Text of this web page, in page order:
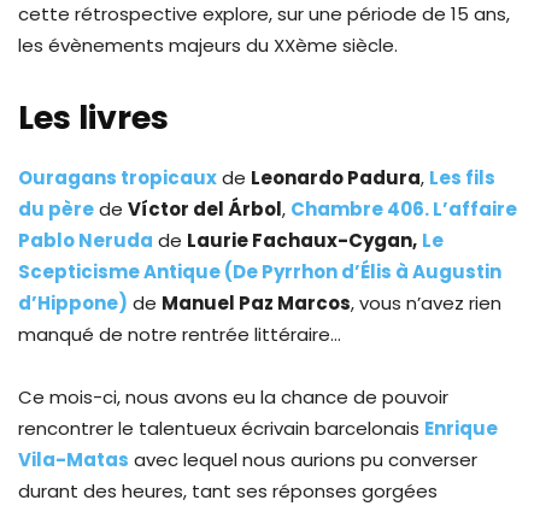
cette rétrospective explore, sur une période de 15 ans,
les évènements majeurs du XXème siècle.
Les livres
Ouragans tropicauxde Leonardo Padura, Les fils
du pèrede Víctor del Árbol, Chambre 406. L’affaire
Pablo Neruda de Laurie Fachaux-Cygan, Le
Scepticisme Antique (De Pyrrhon d’Élis à Augustin
d’Hippone) de Manuel Paz Marcos, vous n’avez rien
manqué de notre rentrée littéraire…
Ce mois-ci, nous avons eu la chance de pouvoir
rencontrer le talentueux écrivain barcelonais Enrique
Vila-Matas avec lequel nous aurions pu converser
durant des heures, tant ses réponses gorgées